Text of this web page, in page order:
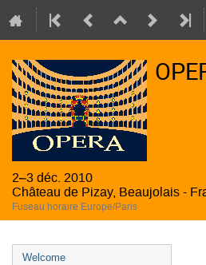
2–3 déc. 2010
Château de Pizay, Beaujolais -
Fuseau horaire Europe/Paris
Menu
Welcome